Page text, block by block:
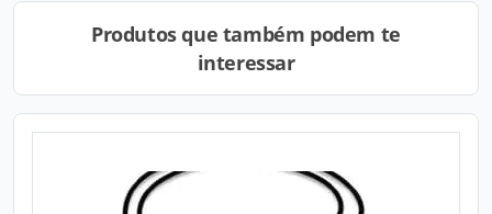
Produtos que também podem te
interessar